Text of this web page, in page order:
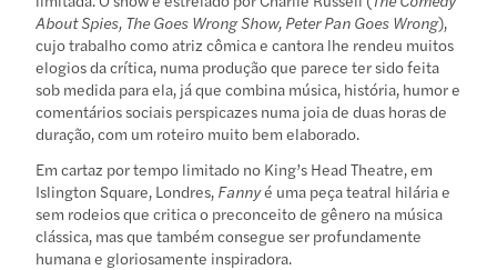
About Spies, The Goes Wrong Show, Peter Pan Goes Wrong),
cujo trabalho como atriz cômica e cantora lhe rendeu muitos
elogios da crítica, numa produção que parece ter sido feita
sob medida para ela, já que combina música, história, humor e
comentários sociais perspicazes numa joia de duas horas de
duração, com um roteiro muito bem elaborado.
Em cartaz por tempo limitado no King’s Head Theatre, em
Islington Square, Londres, Fannyé uma peça teatral hilária e
sem rodeios que critica o preconceito de gênero na música
clássica, mas que também consegue ser profundamente
humana e gloriosamente inspiradora.